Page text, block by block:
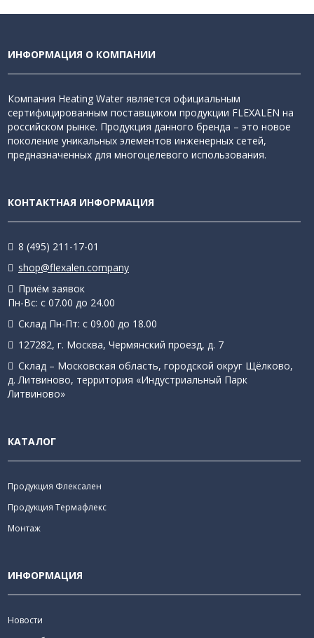
ИНФОРМАЦИЯ О КОМПАНИИ
Компания Heating Water является официальным
сертифицированным поставщиком продукции FLEXALEN на
российском рынке. Продукция данного бренда – это новое
поколение уникальных элементов инженерных сетей,
предназначенных для многоцелевого использования.
КОНТАКТНАЯ ИНФОРМАЦИЯ
8 (495) 211-17-01
shop@flexalen.company
Приём заявок
Пн-Вс: с 07.00 до 24.00
Склад Пн-Пт: с 09.00 до 18.00
127282, г. Москва, Чермянский проезд, д. 7
Склад – Московская область, городской округ Щёлково,
д. Литвиново, территория «Индустриальный Парк
Литвиново»
КАТАЛОГ
Продукция Флексален
Продукция Термафлекс
Монтаж
ИНФОРМАЦИЯ
Новости